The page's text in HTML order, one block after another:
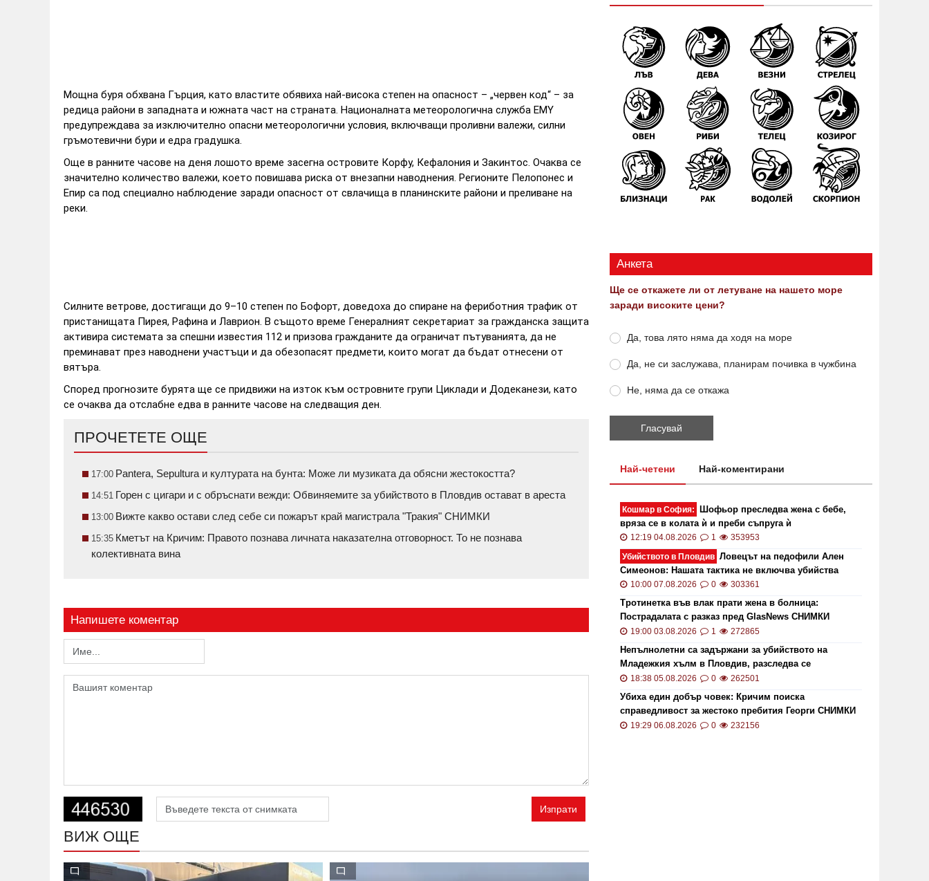
Мощна буря обхвана Гърция, като властите обявиха най-висока степен на опасност – „червен код“ – за
редица райони в западната и южната част на страната. Националната метеорологична служба EMY
предупреждава за изключително опасни метеорологични условия, включващи проливни валежи, силни
гръмотевични бури и едра градушка.
Още в ранните часове на деня лошото време засегна островите Корфу, Кефалония и Закинтос. Очаква се
значително количество валежи, което повишава риска от внезапни наводнения. Регионите Пелопонес и
Епир са под специално наблюдение заради опасност от свлачища в планинските райони и преливане на
реки.
Силните ветрове, достигащи до 9–10 степен по Бофорт, доведоха до спиране на фериботния трафик от
пристанищата Пирея, Рафина и Лаврион. В същото време Генералният секретариат за гражданска защита
активира системата за спешни известия 112 и призова гражданите да ограничат пътуванията, да не
преминават през наводнени участъци и да обезопасят предмети, които могат да бъдат отнесени от
вятъра.
Според прогнозите бурята ще се придвижи на изток към островните групи Циклади и Додеканези, като
се очаква да отслабне едва в ранните часове на следващия ден.
ПРОЧЕТЕТЕ ОЩЕ
17:00 Pantera, Sepultura и културата на бунта: Може ли музиката да обясни жестокостта?
14:51 Горен с цигари и с обръснати вежди: Обвиняемите за убийството в Пловдив остават в ареста
13:00 Вижте какво остави след себе си пожарът край магистрала "Тракия" СНИМКИ
15:35 Кметът на Кричим: Правото познава личната наказателна отговорност. То не познава
колективната вина
Напишете коментар
Изпрати
ВИЖ ОЩЕ
Анкета
Ще се откажете ли от летуване на нашето море
заради високите цени?
Да, това лято няма да ходя на море
Да, не си заслужава, планирам почивка в чужбина
Не, няма да се откажа
Най-четени Най-коментирани
Кошмар в София:
Шофьор преследва жена с бебе,
вряза се в колата ѝ и преби съпруга ѝ
12:19 04.08.2026 1
353953
Убийството в Пловдив Ловецът на педофили Ален
Симеонов: Нашата тактика не включва убийства
10:00 07.08.2026 0 303361
Тротинетка във влак прати жена в болница:
Пострадалата с разказ пред GlasNews СНИМКИ
19:00 03.08.2026 1 272865
Непълнолетни са задържани за убийството на
Младежкия хълм в Пловдив, разследва се
хомофобски мотив
18:38 05.08.2026 0 262501
Убиха един добър човек: Кричим поиска
справедливост за жестоко пребития Георги СНИМКИ
и ВИДЕО
19:29 06.08.2026 0 232156